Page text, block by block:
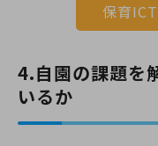
保育
4.自園の課題を
いるか